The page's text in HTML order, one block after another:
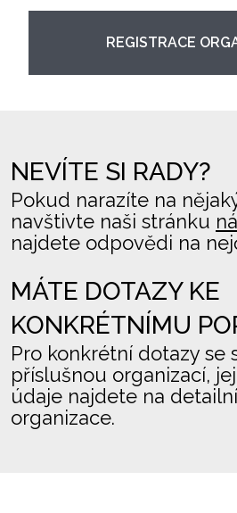
REGISTRACE
NEVÍTE SI RADY?
Pokud narazíte na
navštivte naši stránku
najdete odpovědi na
MÁTE DOTAZY KE
KONKRÉTNÍMU
Pro konkrétní dotazy se
příslušnou organizací,
údaje najdete na
organizace.